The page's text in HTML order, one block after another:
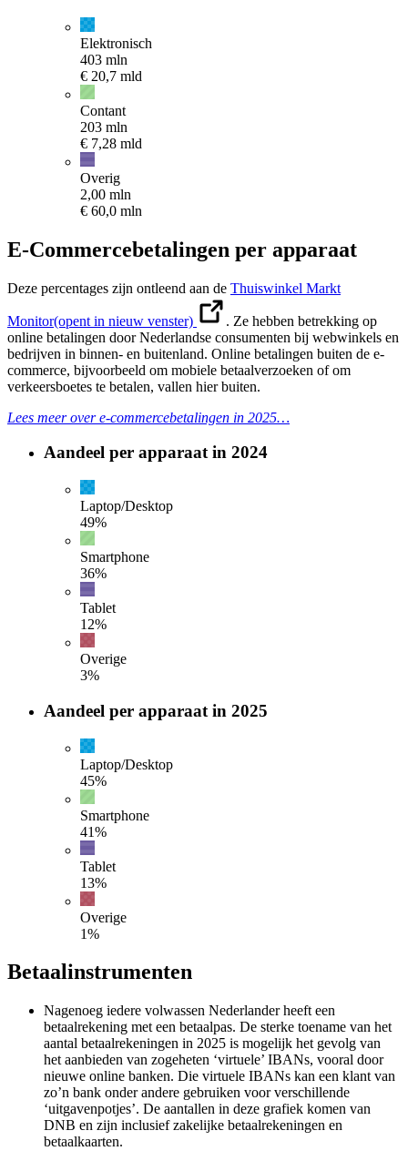
Elektronisch
403 mln
€ 20,7 mld
Contant
203 mln
€ 7,28 mld
Overig
2,00 mln
€ 60,0 mln
E-Commerce­betalingen per apparaat
Deze percentages zijn ontleend aan de Thuiswinkel Markt
Monitor(opent in nieuw venster)
. Ze hebben betrekking op
online betalingen door Nederlandse consumenten bij webwinkels en
bedrijven in binnen- en buitenland. Online betalingen buiten de e-
commerce, bijvoorbeeld om mobiele betaalverzoeken of om
verkeersboetes te betalen, vallen hier buiten.
Lees meer over e-commercebetalingen in 2025…
Aandeel per apparaat in 2024
Laptop/Desktop
49%
Smartphone
36%
Tablet
12%
Overige
3%
Aandeel per apparaat in 2025
Laptop/Desktop
45%
Smartphone
41%
Tablet
13%
Overige
1%
Betaalinstrumenten
Nagenoeg iedere volwassen Nederlander heeft een
betaalrekening met een betaalpas. De sterke toename van het
aantal betaalrekeningen in 2025 is mogelijk het gevolg van
het aanbieden van zogeheten ‘virtuele’ IBANs, vooral door
nieuwe online banken. Die virtuele IBANs kan een klant van
zo’n bank onder andere gebruiken voor verschillende
‘uitgavenpotjes’. De aantallen in deze grafiek komen van
DNB en zijn inclusief zakelijke betaalrekeningen en
betaalkaarten.